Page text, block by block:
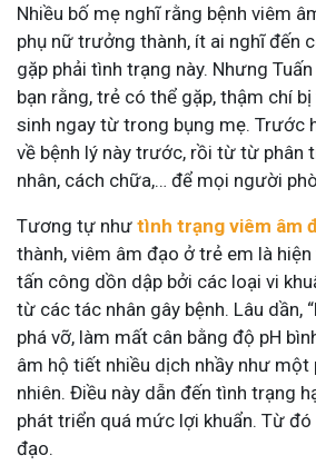
Nhiều bố mẹ nghĩ rằng bệnh viêm
phụ nữ trưởng thành, ít ai nghĩ đến
gặp phải tình trạng này. Nhưng
bạn rằng, trẻ có thể gặp, thậm chí
sinh ngay từ trong bụng mẹ. Trước
về bệnh lý này trước, rồi từ từ phân
nhân, cách chữa,… để mọi người
Tương tự như tình trạng viêm âm
thành, viêm âm đạo ở trẻ em là
tấn công dồn dập bởi các loại vi
từ các tác nhân gây bệnh. Lâu dần,
phá vỡ, làm mất cân bằng độ pH
âm hộ tiết nhiều dịch nhầy như
nhiên. Điều này dẫn đến tình trạng
phát triển quá mức lợi khuẩn. Từ
đạo.